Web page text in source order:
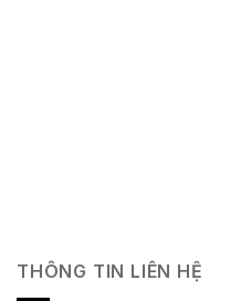
THÔNG TIN LIÊN HỆ